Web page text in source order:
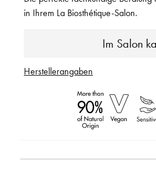
Im Salon
in Ihrem La Biosthétique-Salon.
Herstellerangaben